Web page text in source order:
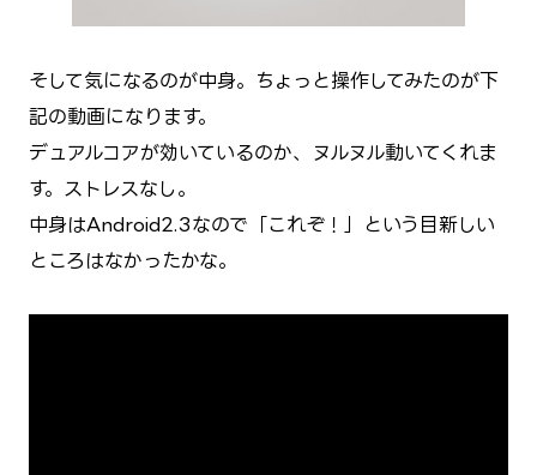
そして気になるのが中身。ちょっと操作してみたのが下
記の動画になります。
デュアルコアが効いているのか、ヌルヌル動いてくれま
す。ストレスなし。
中身はAndroid2.3なので「これぞ！」という目新しい
ところはなかったかな。